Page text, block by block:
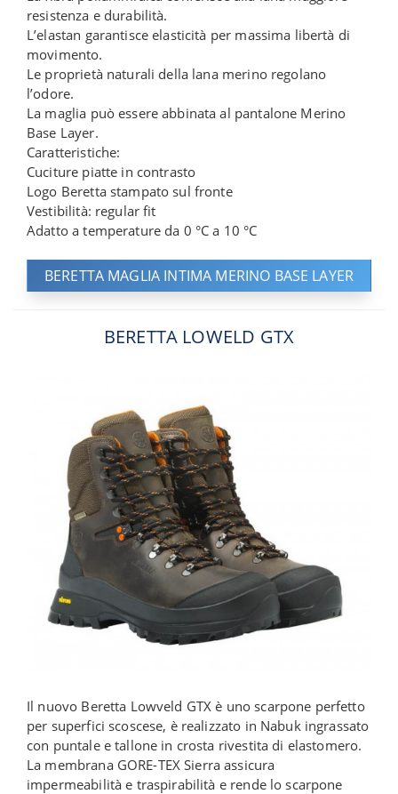
resistenza e durabilità.
L’elastan garantisce elasticità per massima libertà di
movimento.
Le proprietà naturali della lana merino regolano
l’odore.
La maglia può essere abbinata al pantalone Merino
Base Layer.
Caratteristiche:
Cuciture piatte in contrasto
Logo Beretta stampato sul fronte
Vestibilità: regular fit
Adatto a temperature da 0 °C a 10 °C
BERETTA MAGLIA INTIMA MERINO BASE LAYER
BERETTA LOWELD GTX
Il nuovo Beretta Lowveld GTX è uno scarpone perfetto
per superfici scoscese, è realizzato in Nabuk ingrassato
con puntale e tallone in crosta rivestita di elastomero.
La membrana GORE-TEX Sierra assicura
impermeabilità e traspirabilità e rende lo scarpone